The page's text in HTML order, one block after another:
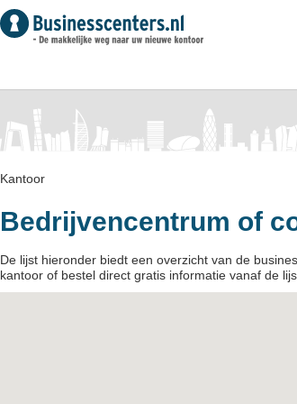
Kantoor
Bedrijvencentrum of
De lijst hieronder biedt een overzicht van de
kantoor of bestel direct gratis informatie vanaf de